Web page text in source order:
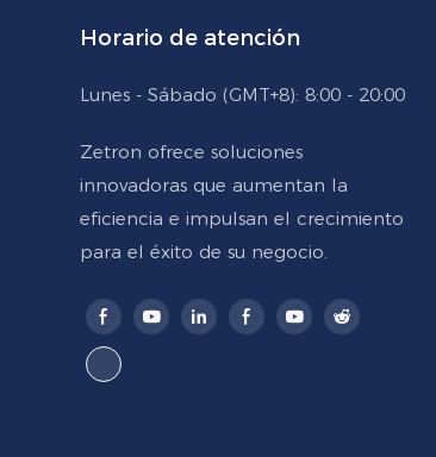
Horario de atención
Lunes - Sábado (GMT+8): 8:00 - 20:00
Zetron ofrece soluciones
innovadoras que aumentan la
eficiencia e impulsan el crecimiento
para el éxito de su negocio.